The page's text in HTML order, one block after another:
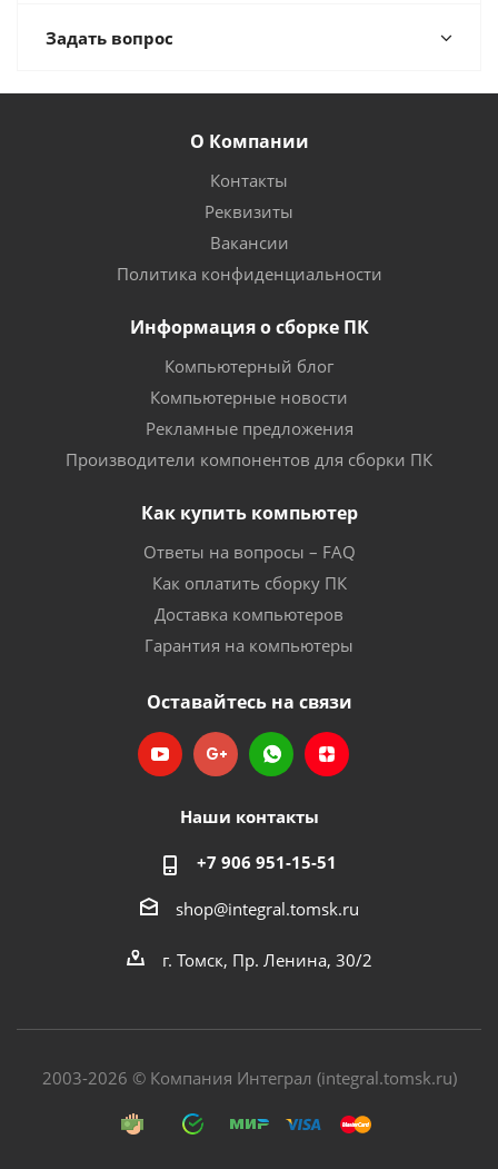
Задать вопрос
О Компании
Контакты
Реквизиты
Вакансии
Политика конфиденциальности
Информация о сборке ПК
Компьютерный блог
Компьютерные новости
Рекламные предложения
Производители компонентов для сборки ПК
Как купить компьютер
Ответы на вопросы – FAQ
Как оплатить сборку ПК
Доставка компьютеров
Гарантия на компьютеры
Оставайтесь на связи
Наши контакты
+7 906 951-15-51
shop@integral.tomsk.ru
г. Томск, Пр. Ленина, 30/2
2003-2026 © Компания Интеграл (integral.tomsk.ru)